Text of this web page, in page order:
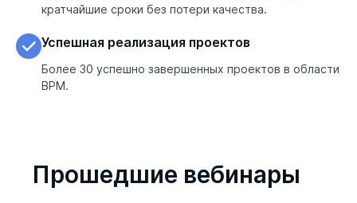
кратчайшие сроки без потери качества.
Успешная реализация проектов
Более 30 успешно завершенных проектов в области
BPM.
Прошедшие вебинары